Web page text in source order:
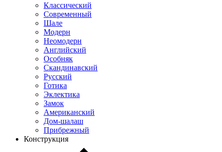
Классический
Современный
Шале
Модерн
Неомодерн
Английский
Особняк
Скандинавский
Русский
Готика
Эклектика
Замок
Американский
Дом-шалаш
Прибрежный
Конструкция